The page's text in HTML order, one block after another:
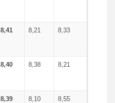
8,41 8,21 8,33
8,40 8,38 8,21
8,39 8,10 8,55